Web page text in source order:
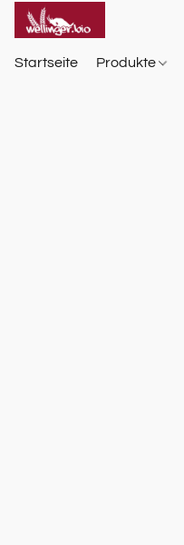
Startseite Produkte